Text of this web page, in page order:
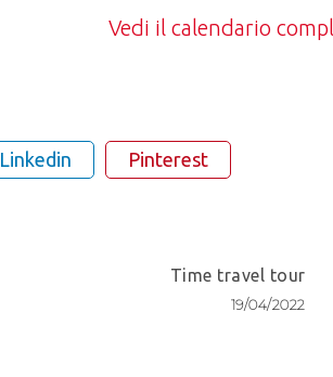
Vedi il calendario
Linkedin Pinterest
Time travel tour
19/04/2022